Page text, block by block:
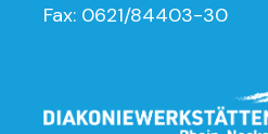
Fax: 0621/84403-30